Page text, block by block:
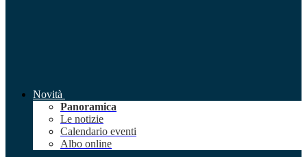
Novità
Panoramica
Le notizie
Calendario eventi
Albo online